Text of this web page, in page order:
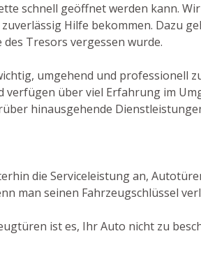
schnell geöffnet werden kann.
Hilfe bekommen. Dazu
Tresors vergessen wurde.
umgehend und professionell
über viel Erfahrung im
hinausgehende
die Serviceleistung an,
man seinen Fahrzeugschlüssel
ist es, Ihr Auto nicht zu